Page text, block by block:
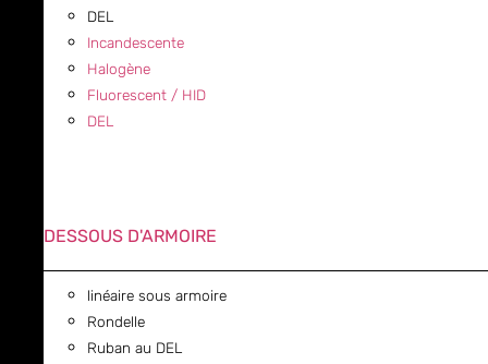
DEL
Incandescente
Halogène
Fluorescent / HID
DEL
DESSOUS D'ARMOIRE
linéaire sous armoire
Rondelle
Ruban au DEL